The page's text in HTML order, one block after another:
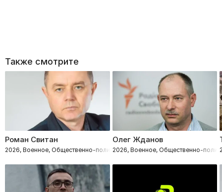
Также смотрите
Роман Свитан
2026, Военное, Общественно-политическое
Олег Жданов
2026, Военное, Общественно-